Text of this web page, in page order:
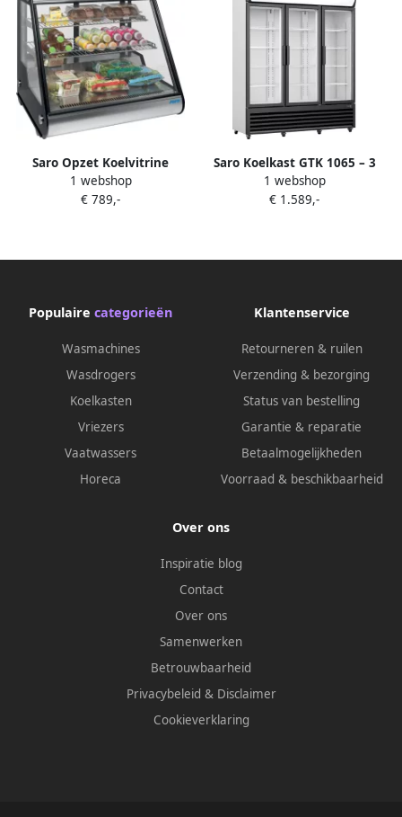
Saro Opzet Koelvitrine
Sophie 120 Liter
1 webshop
€ 789,-
Saro Koelkast GTK 1065 – 3
Glazen Deuren – 1065 L – LED
Verlichting – Reclame
1 webshop
€ 1.589,-
Populaire categorieën
Wasmachines
Wasdrogers
Koelkasten
Vriezers
Vaatwassers
Horeca
Klantenservice
Retourneren & ruilen
Verzending & bezorging
Status van bestelling
Garantie & reparatie
Betaalmogelijkheden
Voorraad & beschikbaarheid
Over ons
Inspiratie blog
Contact
Over ons
Samenwerken
Betrouwbaarheid
Privacybeleid & Disclaimer
Cookieverklaring